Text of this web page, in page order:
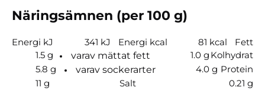
Näringsämnen (per 100 g)
Energi kJ 341 kJ Energi kcal 81 kcal
Fett
1.5 g
varav mättat fett 1.0 g Kolhydrat
5.8 g
varav sockerarter 4.0 g Protein
11 g
Salt 0.21 g